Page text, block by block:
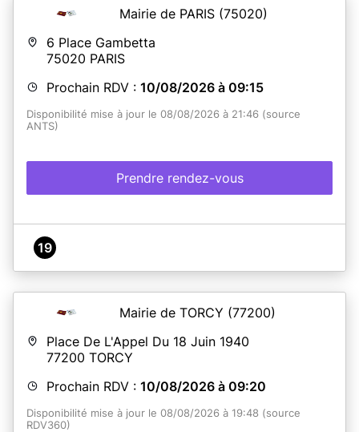
Mairie de PARIS (75020)
6 Place Gambetta
75020 PARIS
Prochain RDV : 10/08/2026 à 09:15
Disponibilité mise à jour le 08/08/2026 à 21:46 (source
ANTS)
Prendre rendez-vous
19
Mairie de TORCY (77200)
Place De L'Appel Du 18 Juin 1940
77200 TORCY
Prochain RDV : 10/08/2026 à 09:20
Disponibilité mise à jour le 08/08/2026 à 19:48 (source
RDV360)